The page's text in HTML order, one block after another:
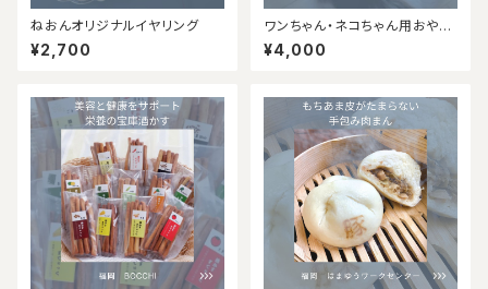
ねおんオリジナルイヤリング
¥2,700
ワンちゃん・ネコちゃん用おやつ
セット
¥4,000